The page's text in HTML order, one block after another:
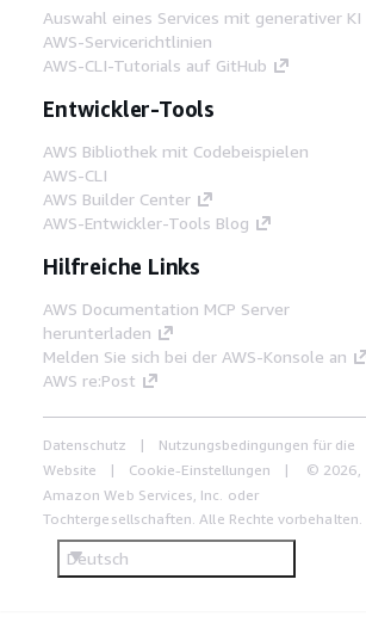
Auswahl eines Services mit generativer KI
AWS-Servicerichtlinien
AWS-CLI-Tutorials auf GitHub
Entwickler-Tools
AWS Bibliothek mit Codebeispielen
AWS-CLI
AWS Builder Center
AWS-Entwickler-Tools Blog
Hilfreiche Links
AWS Documentation MCP Server
herunterladen
Melden Sie sich bei der AWS-Konsole an
AWS re:Post
Datenschutz
Nutzungsbedingungen für die
Website
Cookie-Einstellungen
© 2026,
Amazon Web Services, Inc. oder
Tochtergesellschaften. Alle Rechte vorbehalten.
Deutsch